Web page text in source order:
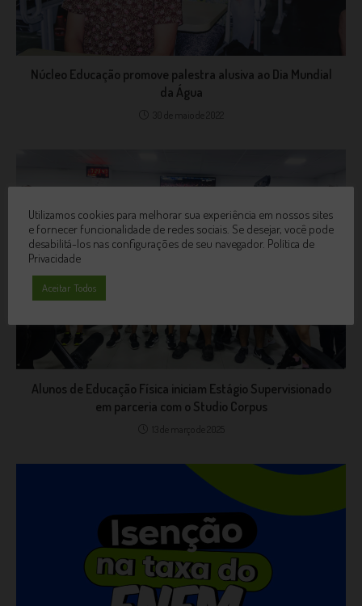
Núcleo Educação promove palestra alusiva ao Dia Mundial
da Água
30 de maio de 2022
Alunos de Educação Física iniciam Estágio Supervisionado
em parceria com o Studio Corpus
13 de março de 2025
Utilizamos cookies para melhorar sua experiência em nossos sites
e fornecer funcionalidade de redes sociais. Se desejar, você pode
desabilitá-los nas configurações de seu navegador. Política de
Privacidade
Aceitar Todos